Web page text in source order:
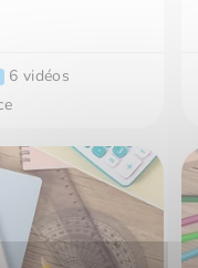
6 vidéos